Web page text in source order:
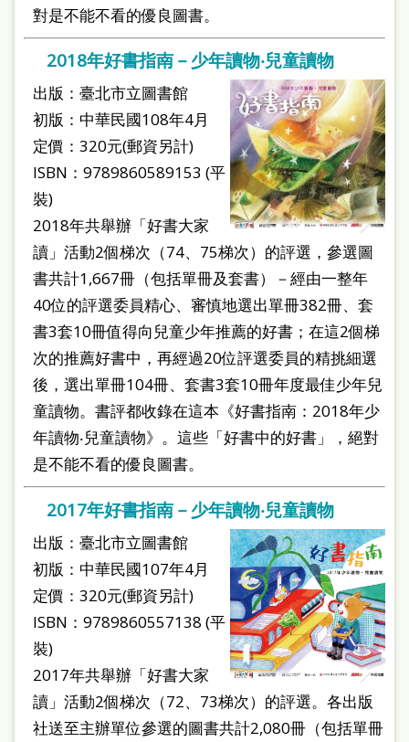
對是不能不看的優良圖書。
2018年好書指南－少年讀物‧兒童讀物
出版：臺北市立圖書館
初版：中華民國108年4月
定價：320元(郵資另計)
ISBN：9789860589153 (平
裝)
2018年共舉辦「好書大家
讀」活動2個梯次（74、75梯次）的評選，參選圖
書共計1,667冊（包括單冊及套書）－經由一整年
40位的評選委員精心、審慎地選出單冊382冊、套
書3套10冊值得向兒童少年推薦的好書；在這2個梯
次的推薦好書中，再經過20位評選委員的精挑細選
後，選出單冊104冊、套書3套10冊年度最佳少年兒
童讀物。書評都收錄在這本《好書指南：2018年少
年讀物‧兒童讀物》。這些「好書中的好書」，絕對
是不能不看的優良圖書。
2017年好書指南－少年讀物‧兒童讀物
出版：臺北市立圖書館
初版：中華民國107年4月
定價：320元(郵資另計)
ISBN：9789860557138 (平
裝)
2017年共舉辦「好書大家
讀」活動2個梯次（72、73梯次）的評選。各出版
社送至主辦單位參選的圖書共計2,080冊（包括單冊